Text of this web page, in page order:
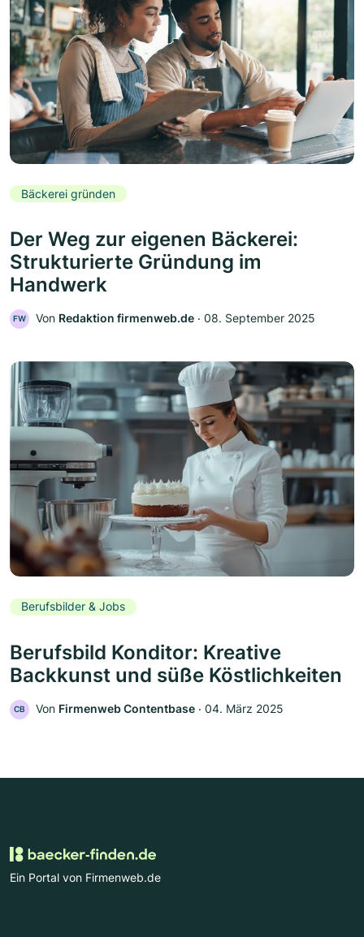
Bäckerei gründen
Der Weg zur eigenen Bäckerei:
Strukturierte Gründung im
Handwerk
FW Von Redaktion firmenweb.de ‧ 08. September 2025
Berufsbilder & Jobs
Berufsbild Konditor: Kreative
Backkunst und süße Köstlichkeiten
CB Von Firmenweb Contentbase ‧ 04. März 2025
Ein Portal von Firmenweb.de